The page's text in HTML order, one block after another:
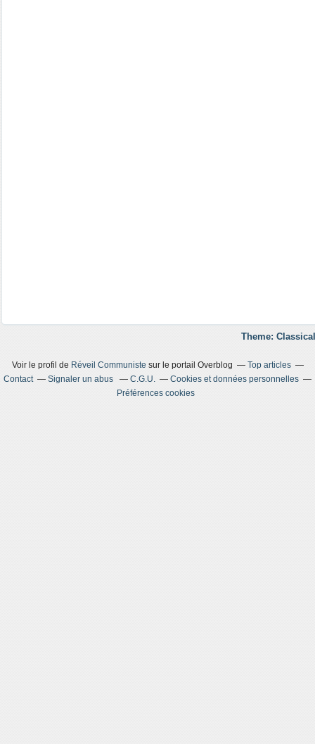
Theme:
Voir le profil de Réveil Communiste sur le portail Overblog
Top articles
Contact
Signaler un abus C.G.U.
Cookies et données personnelles
Préférences cookies